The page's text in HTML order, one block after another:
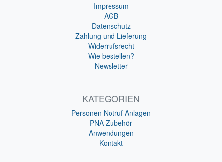
Impressum
AGB
Datenschutz
Zahlung und Lieferung
Widerrufsrecht
Wie bestellen?
Newsletter
KATEGORIEN
Personen Notruf Anlagen
PNA Zubehör
Anwendungen
Kontakt